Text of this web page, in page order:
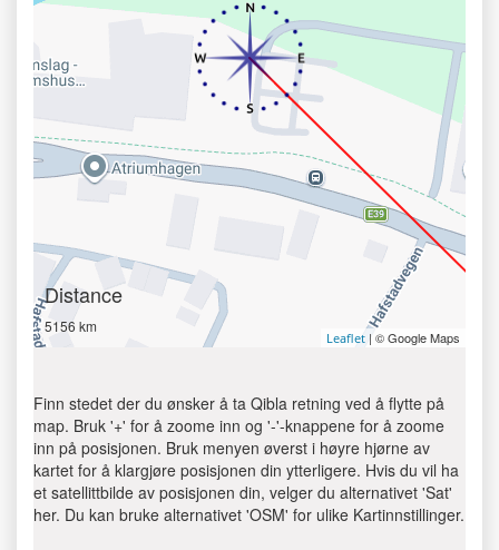
Distance
5156 km
Leaflet | © Google Maps
Finn stedet der du ønsker å ta Qibla retning ved å flytte på
map. Bruk '+' for å zoome inn og '-'-knappene for å zoome
inn på posisjonen. Bruk menyen øverst i høyre hjørne av
kartet for å klargjøre posisjonen din ytterligere. Hvis du vil ha
et satellittbilde av posisjonen din, velger du alternativet 'Sat'
her. Du kan bruke alternativet 'OSM' for ulike Kartinnstillinger.